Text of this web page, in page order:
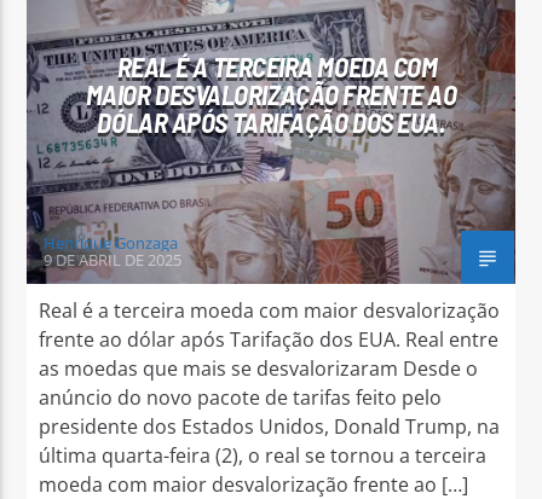
Arara Azul FM
REAL É A TERCEIRA MOEDA COM
MAIOR DESVALORIZAÇÃO FRENTE AO
DÓLAR APÓS TARIFAÇÃO DOS EUA.
Henrique Gonzaga
9 DE ABRIL DE 2025
Real é a terceira moeda com maior desvalorização
frente ao dólar após Tarifação dos EUA. Real entre
as moedas que mais se desvalorizaram Desde o
anúncio do novo pacote de tarifas feito pelo
presidente dos Estados Unidos, Donald Trump, na
última quarta-feira (2), o real se tornou a terceira
moeda com maior desvalorização frente ao […]